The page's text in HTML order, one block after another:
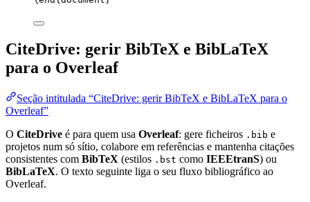
CiteDrive: gerir BibTeX e BibLaTeX
para o Overleaf
Seção intitulada “CiteDrive: gerir BibTeX e BibLaTeX para o
Overleaf”
O CiteDrive é para quem usa Overleaf: gere ficheiros .bib e
projetos num só sítio, colabore em referências e mantenha citações
consistentes com BibTeX (estilos .bst como IEEEtranS) ou
BibLaTeX. O texto seguinte liga o seu fluxo bibliográfico ao
Overleaf.